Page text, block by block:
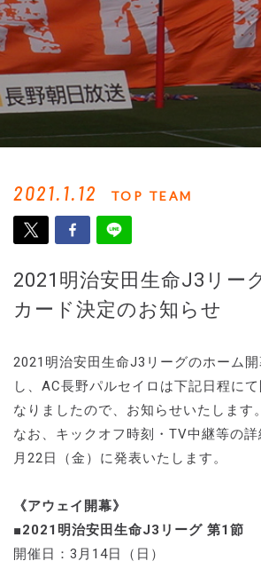
2021.1.12 TOP TEAM
2021明治安田生命J3リー
カード決定のお知らせ
2021明治安田生命J3リーグのホーム
し、AC長野パルセイロは下記日程に
なりましたので、お知らせいたします。
なお、キックオフ時刻・TV中継等の
月22日（金）に発表いたします。
《アウェイ開幕》
■2021明治安田生命J3リーグ 第1節
開催日：3月14日（日）